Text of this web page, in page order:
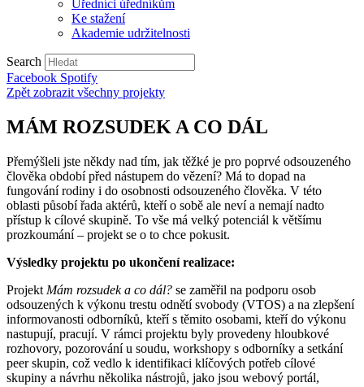
Úředníci úředníkům
Ke stažení
Akademie udržitelnosti
Search
Facebook Spotify
Zpět zobrazit všechny projekty
MÁM ROZSUDEK A CO DÁL
Přemýšleli jste někdy nad tím, jak těžké je pro poprvé odsouzeného
člověka období před nástupem do vězení? Má to dopad na
fungování rodiny i do osobnosti odsouzeného člověka. V této
oblasti působí řada aktérů, kteří o sobě ale neví a nemají nadto
přístup k cílové skupině. To vše má velký potenciál k většímu
prozkoumání – projekt se o to chce pokusit.
Výsledky projektu po ukončení realizace:
Projekt Mám rozsudek a co dál? se zaměřil na podporu osob
odsouzených k výkonu trestu odnětí svobody (VTOS) a na zlepšení
informovanosti odborníků, kteří s těmito osobami, kteří do výkonu
nastupují, pracují. V rámci projektu byly provedeny hloubkové
rozhovory, pozorování u soudu, workshopy s odborníky a setkání
peer skupin, což vedlo k identifikaci klíčových potřeb cílové
skupiny a návrhu několika nástrojů, jako jsou webový portál,